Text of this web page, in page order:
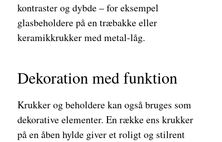
kontraster og dybde – for eksempel
glasbeholdere på en træbakke eller
keramikkrukker med metal-låg.
Dekoration med funktion
Krukker og beholdere kan også bruges som
dekorative elementer. En række ens krukker
på en åben hylde giver et roligt og stilrent